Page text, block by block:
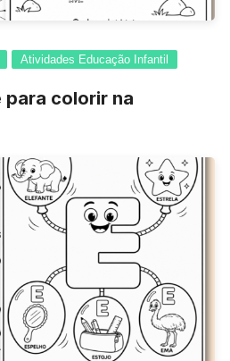
Atividades Educação Infantil
colorir na